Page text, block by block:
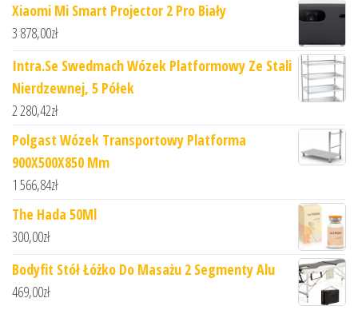
Xiaomi Mi Smart Projector 2 Pro Biały
3 878,00zł
Intra.Se Swedmach Wózek Platformowy Ze Stali
Nierdzewnej, 5 Półek
2 280,42zł
Polgast Wózek Transportowy Platforma
900X500X850 Mm
1 566,84zł
The Hada 50Ml
300,00zł
Bodyfit Stół Łóżko Do Masażu 2 Segmenty Alu
469,00zł